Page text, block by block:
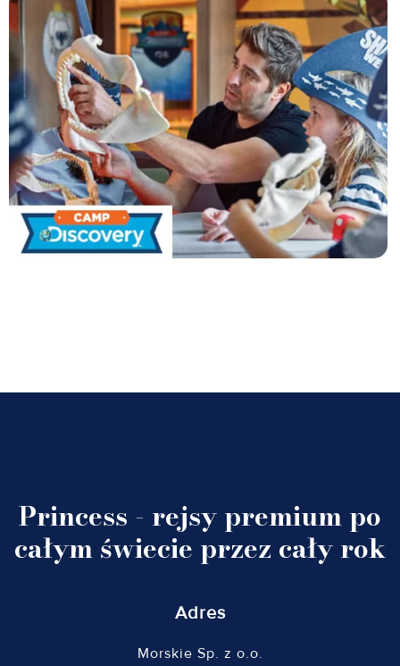
Princess - rejsy premium po
całym świecie przez cały rok
Adres
Morskie Sp. z o.o.